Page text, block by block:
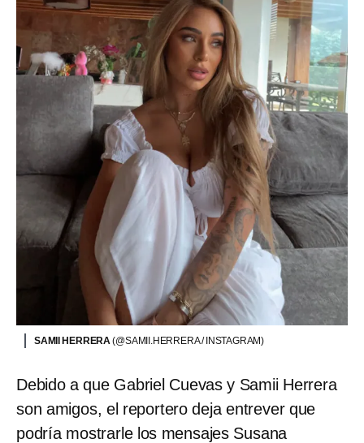
SAMII HERRERA(@SAMII.HERRERA / INSTAGRAM)
Debido a que Gabriel Cuevas y Samii Herrera
son amigos, el reportero deja entrever que
podría mostrarle los mensajes Susana